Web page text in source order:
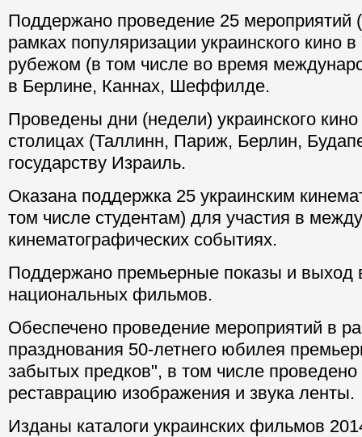
Поддержано проведение 25 мероприятий
рамках популяризации украинского кино
рубежом (в том числе во время
в Берлине, Каннах, Шеффилде.
Проведены дни (недели) украинского
столицах (Таллинн, Париж, Берлин,
государству Израиль.
Оказана поддержка 25 украинским
том числе студентам) для участия в
кинематографических событиях.
Поддержано премьерные показы и выход
национальных фильмов.
Обеспечено проведение мероприятий в
празднования 50-летнего юбилея
забытых предков", в том числе
реставрацию изображения и звука ленты.
Изданы каталоги украинских фильмов